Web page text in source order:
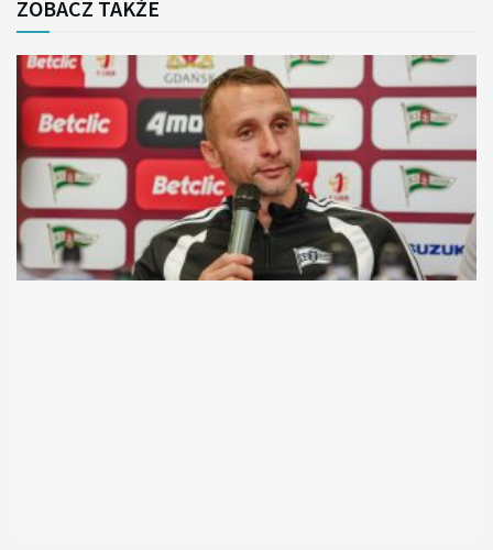
ZOBACZ TAKŻE